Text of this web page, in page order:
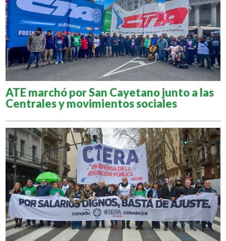
ATE marchó por San Cayetano junto a las
Centrales y movimientos sociales